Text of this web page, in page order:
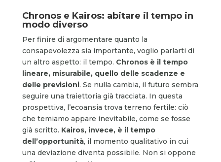
Chronos e Kairos: abitare il tempo in
modo diverso
Per finire di argomentare quanto la
consapevolezza sia importante, voglio parlarti di
un altro aspetto: il tempo. Chronos è il tempo
lineare, misurabile, quello delle scadenze e
delle previsioni. Se nulla cambia, il futuro sembra
seguire una traiettoria già tracciata. In questa
prospettiva, l’ecoansia trova terreno fertile: ciò
che temiamo appare inevitabile, come se fosse
già scritto. Kairos, invece, è il tempo
dell’opportunità, il momento qualitativo in cui
una deviazione diventa possibile. Non si oppone